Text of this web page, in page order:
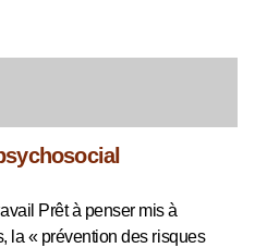
Prêt à penser mis à
la « prévention des risques